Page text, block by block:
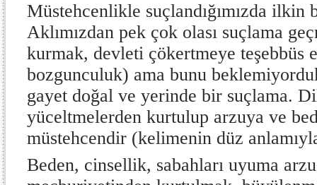
Müstehcenlikle suçlandığımızda ilkin
Aklımızdan pek çok olası suçlama
kurmak, devleti çökertmeye teşebbüs
bozgunculuk) ama bunu
gayet doğal ve yerinde bir suçlama.
yüceltmelerden kurtulup arzuya ve
müstehcendir (kelimenin düz
Beden, cinsellik, sabahları uyuma